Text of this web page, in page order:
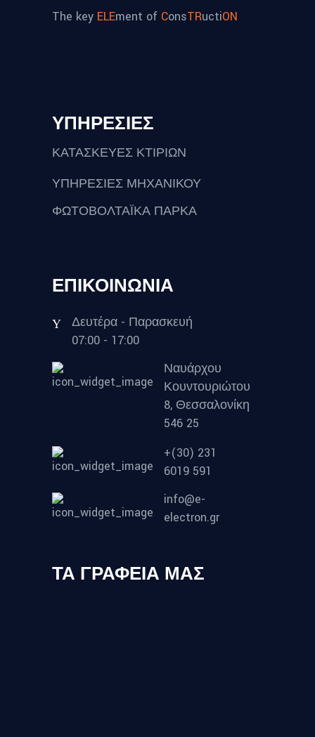
The key ELEment of ConsTRuctiON
ΥΠΗΡΕΣΙΕΣ
ΚΑΤΑΣΚΕΥΕΣ ΚΤΙΡΙΩΝ
ΥΠΗΡΕΣΙΕΣ ΜΗΧΑΝΙΚΟΥ
ΦΩΤΟΒΟΛΤΑΪΚΑ ΠΑΡΚΑ
ΕΠΙΚΟΙΝΩΝΙΑ
Δευτέρα - Παρασκευή
07:00 - 17:00
Ναυάρχου
Κουντουριώτου
8, Θεσσαλονίκη
546 25
+(30) 231
6019 591
info@e-
electron.gr
ΤΑ ΓΡΑΦΕΙΑ ΜΑΣ